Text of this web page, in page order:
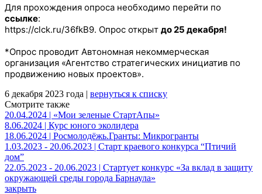
Для прохождения опроса необходимо перейти по
ссылке:
https://clck.ru/36fkB9. Опрос открыт до 25 декабря!
*Опрос проводит Автономная некоммерческая
организация «Агентство стратегических инициатив по
продвижению новых проектов».
6 декабря 2023 года | вернуться к списку
Смотрите также
20.04.2024 | «Мои зеленые СтартАпы»
8.06.2024 | Курс юного эколидера
18.06.2024 | Росмолодёжь.Гранты: Микрогранты
1.03.2023 - 20.06.2023 | Старт краевого конкурса “Птичий
дом”
22.05.2023 - 20.06.2023 | Стартует конкурс «За вклад в защиту
окружающей среды города Барнаула»
закрыть